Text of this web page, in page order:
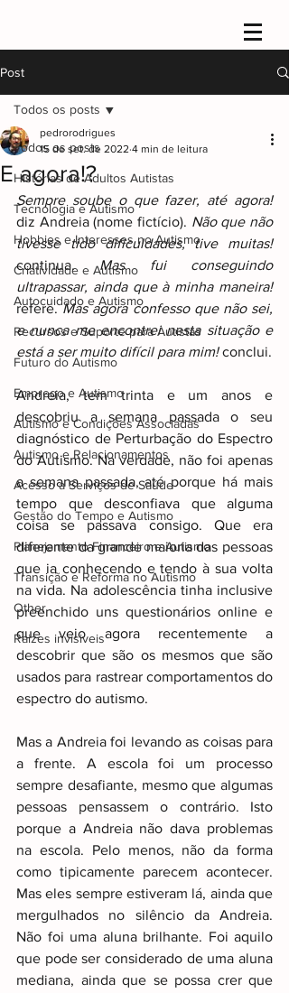
Post
Todos os posts
Histórias de Adultos Autistas
Tecnologia e Autismo
Hobbies e Interesses no Autismo
Criatividade e Autismo
Autocuidado e Autismo
Recursos e Suporte para Autistas
Futuro do Autismo
Emprego e Autismo
Autismo e Condições Associadas
Autismo e Relacionamentos
Acesso a Serviços de Saúde
Gestão do Tempo e Autismo
Planejamento Financeiro e Autismo
Transição e Reforma no Autismo
Other
Raizes invisiveis
Todos os posts
E agora!?
pedrorodrigues
15 de set. de 2022 4 min de leitura
Sempre soube o que fazer, até agora!
diz Andreia (nome fictício). Não que não
tivesse tido dificuldades, tive muitas!
continua. Mas fui conseguindo
ultrapassar, ainda que à minha maneira!
refere. Mas agora confesso que não sei,
e nunca me encontrei nesta situação e
está a ser muito difícil para mim! conclui.
Andreia, tem trinta e um anos e
descobriu a semana passada o seu
diagnóstico de Perturbação do Espectro
do Autismo. Na verdade, não foi apenas
a semana passada, até porque há mais
tempo que desconfiava que alguma
coisa se passava consigo. Que era
diferente da grande maioria das pessoas
que ia conhecendo e tendo à sua volta
na vida. Na adolescência tinha inclusive
preenchido uns questionários online e
que veio agora recentemente a
descobrir que são os mesmos que são
usados para rastrear comportamentos do
espectro do autismo.
Mas a Andreia foi levando as coisas para
a frente. A escola foi um processo
sempre desafiante, mesmo que algumas
pessoas pensassem o contrário. Isto
porque a Andreia não dava problemas
na escola. Pelo menos, não da forma
como tipicamente parecem acontecer.
Mas eles sempre estiveram lá, ainda que
mergulhados no silêncio da Andreia.
Não foi uma aluna brilhante. Foi aquilo
que pode ser considerado de uma aluna
mediana, ainda que se possa crer que